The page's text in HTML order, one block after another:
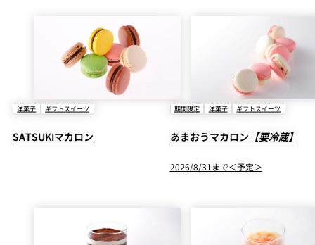
洋菓子 ギフトスイーツ
SATSUKIマカロン
期間限定 洋菓子 ギフトスイーツ
あまおうマカロン 【要冷蔵】
2026/8/31まで＜予定＞